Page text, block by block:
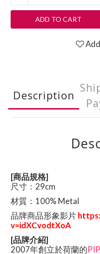
ADD TO CART
Description
[商品規格]
尺寸： 29cm
材質： 100% Metal
品牌商品形象影片
v=idXCvodtXoA
[品牌介紹]
2007年創立於荷蘭的